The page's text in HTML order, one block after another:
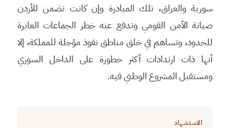
سورية والعراق، تلك المبادرة وإن كانت تضمن للأردن
صيانة الأمن القومي وتدفع عنه خطر الجماعات العابرة
للحدود، وتساهم في خلق مناطق نفوذ مؤجلة للمملكة، إلا
أنها ذات ارتدادات أكثر خطورة على الداخل السوري
ومستقبل المشروع الوطني فيه.
الاستشهاد